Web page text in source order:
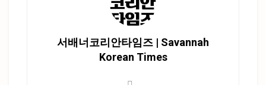
서배너코리안타임즈 | Savannah
Korean Times